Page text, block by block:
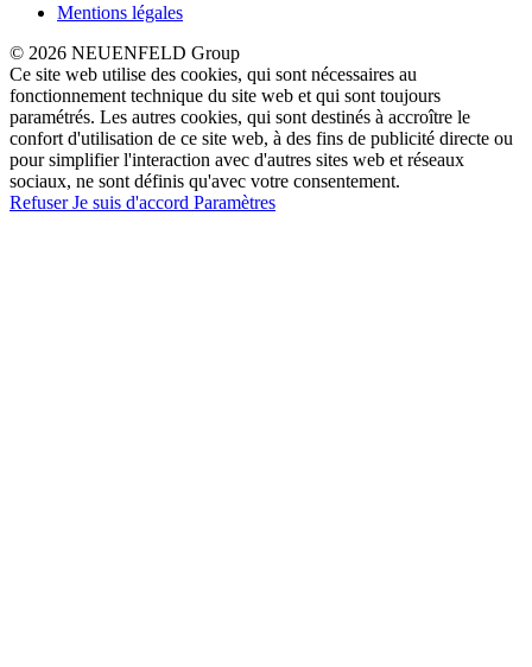
Mentions légales
© 2026 NEUENFELD Group
Ce site web utilise des cookies, qui sont nécessaires au
fonctionnement technique du site web et qui sont toujours
paramétrés. Les autres cookies, qui sont destinés à accroître le
confort d'utilisation de ce site web, à des fins de publicité directe ou
pour simplifier l'interaction avec d'autres sites web et réseaux
sociaux, ne sont définis qu'avec votre consentement.
RefuserJe suis d'accord Paramètres